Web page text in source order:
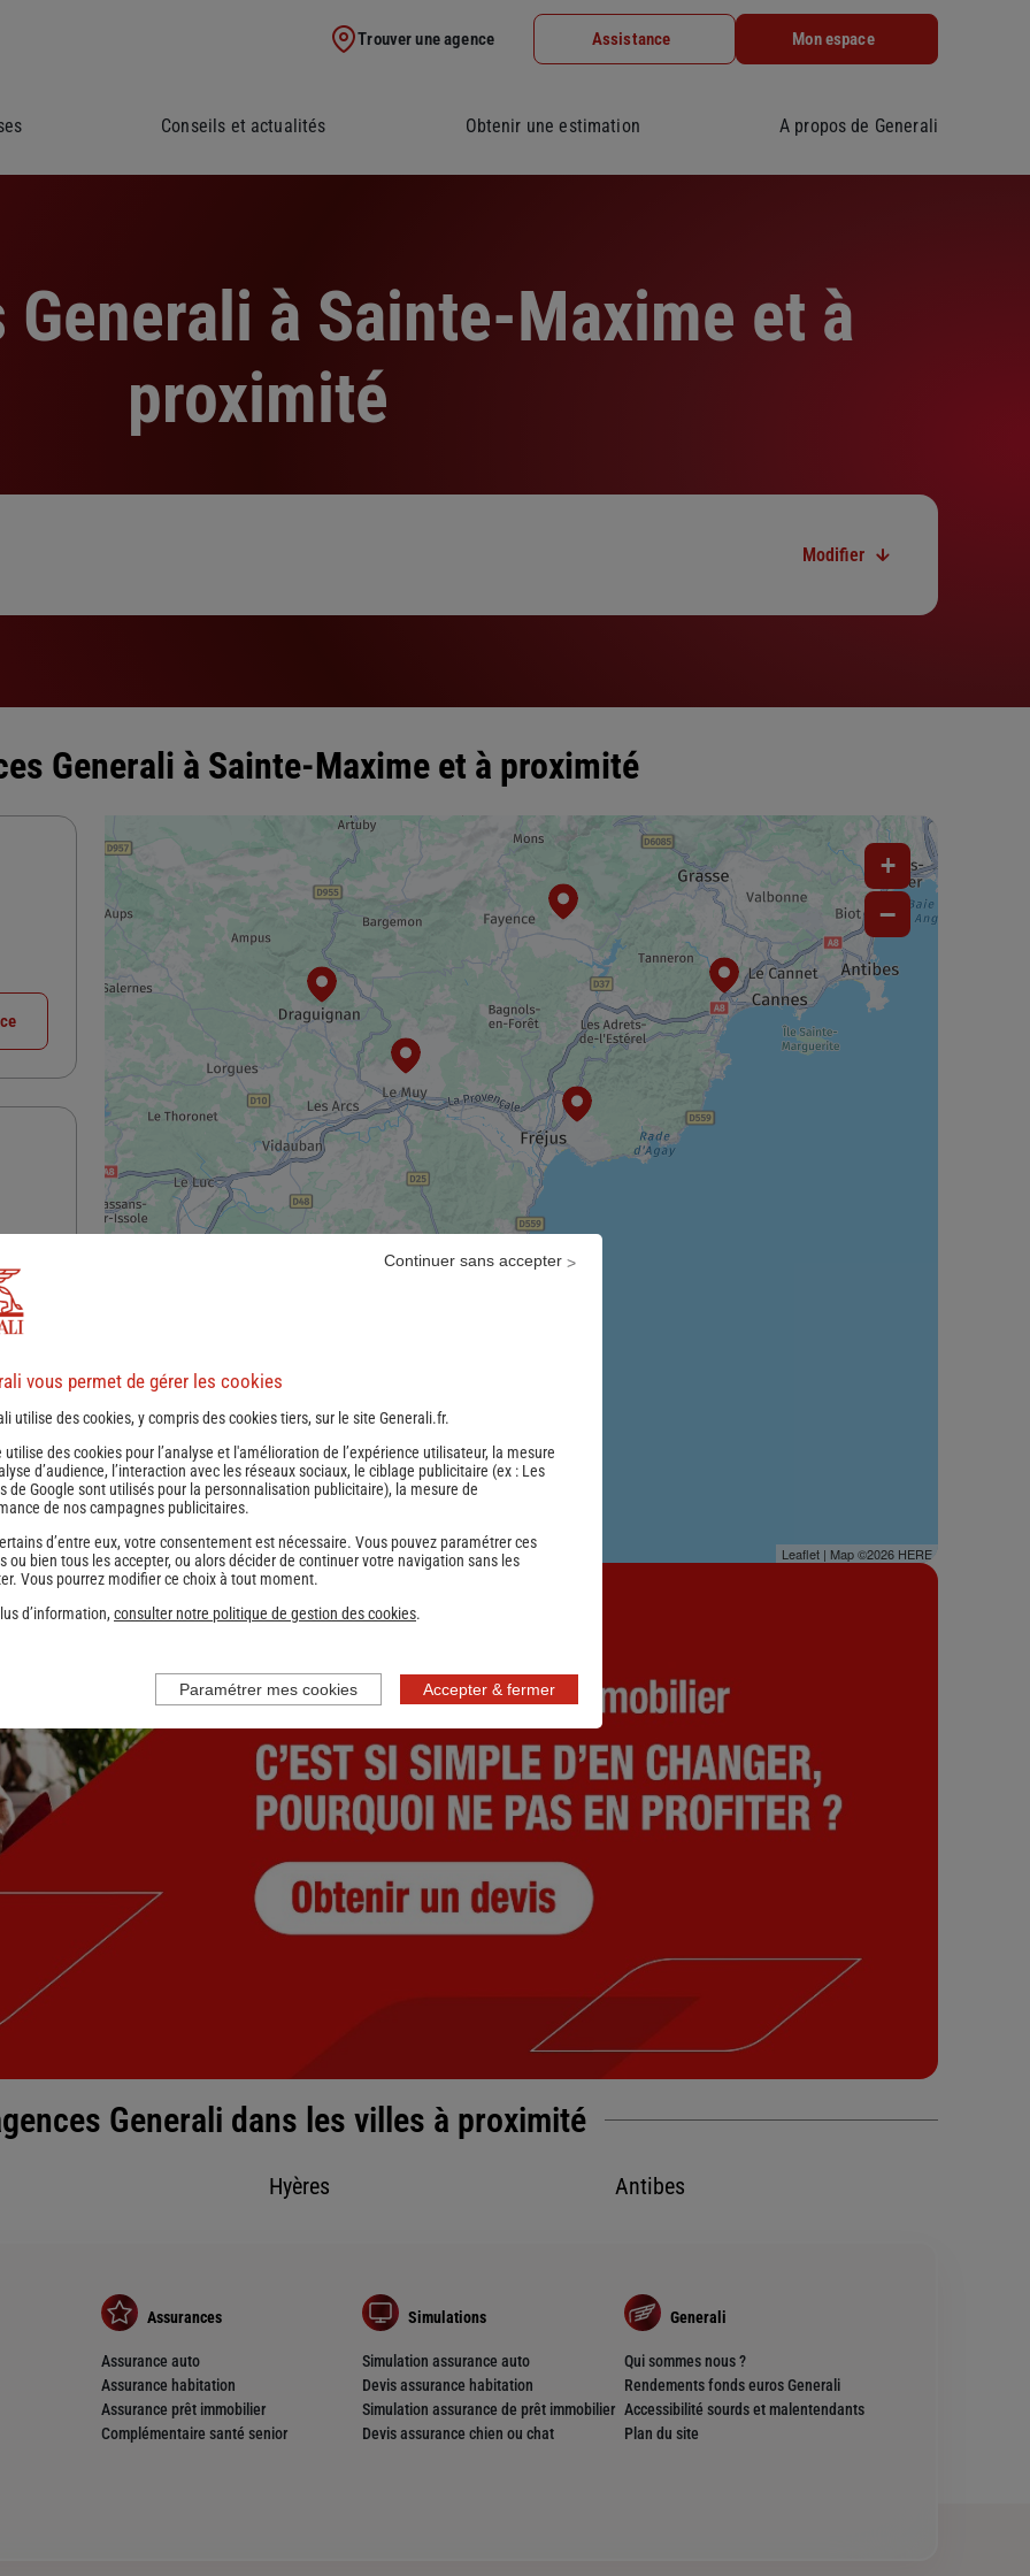
Trouver une agence Assistance Mon espace
Conseils et actualités Obtenir une estimation A propos de Generali
Generali à Sainte-Maxime et à
proximité
Modifier
Generali à Sainte-Maxime et à proximité
+
−
Leaflet| Map ©2026 HERE
Generali dans les villes à proximité
Hyères Antibes
Assurances
Assurance auto
Assurance habitation
Assurance prêt immobilier
Complémentaire santé senior
Simulations
Simulation assurance auto
Devis assurance habitation
Simulation assurance de prêt immobilier
Devis assurance chien ou chat
Generali
Qui sommes nous ?
Rendements fonds euros Generali
Accessibilité sourds et malentendants
Plan du site
vous permet de gérer les cookies
utilise des cookies, y compris des cookies tiers, sur le site Generali.fr.
utilise des cookies pour l’analyse et l'amélioration de l’expérience utilisateur, la mesure
d’audience, l’interaction avec les réseaux sociaux, le ciblage publicitaire (ex : Les
de Google sont utilisés pour la personnalisation publicitaire), la mesure de
de nos campagnes publicitaires.
d’entre eux, votre consentement est nécessaire. Vous pouvez paramétrer ces
ou bien tous les accepter, ou alors décider de continuer votre navigation sans les
Vous pourrez modifier ce choix à tout moment.
d’information, consulter notre politique de gestion des cookies.
Accepter & fermer
Continuer sans accepter
Paramétrer mes cookies